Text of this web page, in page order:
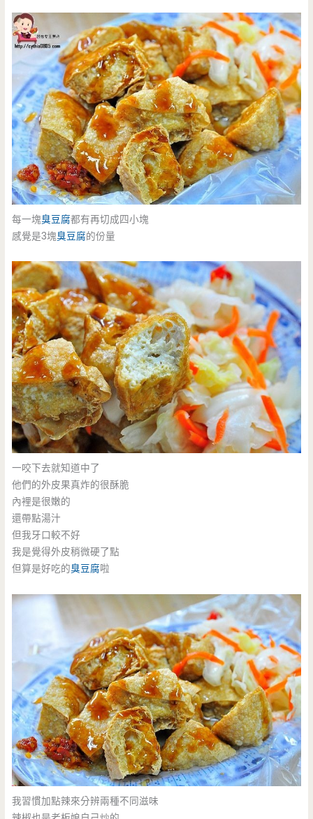
每一塊臭豆腐都有再切成四小塊
感覺是3塊臭豆腐的份量
一咬下去就知道中了
他們的外皮果真炸的很酥脆
內裡是很嫩的
還帶點湯汁
但我牙口較不好
我是覺得外皮稍微硬了點
但算是好吃的臭豆腐啦
我習慣加點辣來分辨兩種不同滋味